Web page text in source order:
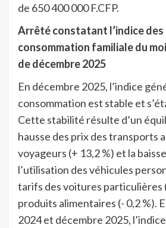
de 650 400 000 F.CFP.
Arrêté constatant l’indice des
consommation familiale du
de décembre 2025
En décembre 2025, l’indice
consommation est stable et
Cette stabilité résulte d’un
hausse des prix des transports
voyageurs (+ 13,2 %) et la
l’utilisation des véhicules
tarifs des voitures particulières
produits alimentaires (- 0,2 %).
2024 et décembre 2025,